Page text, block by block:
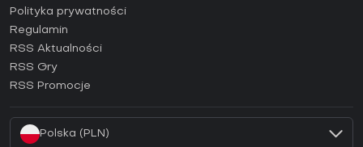
Jak aktywować klucz Epic Games (CD Key)?
Jak aktywować klucz GOG (CD Key)?
Jak aktywować klucz Ubisoft Connect (CD Key)?
Polityka prywatności
Regulamin
RSS Aktualności
RSS Gry
RSS Promocje
Polska (PLN)